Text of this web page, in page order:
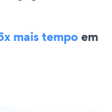
mais tempoem